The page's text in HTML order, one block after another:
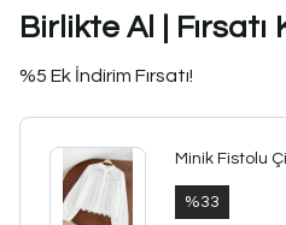
Birlikte Al | Fırsatı
%5 Ek İndirim Fırsatı!
Minik Fistolu
%33